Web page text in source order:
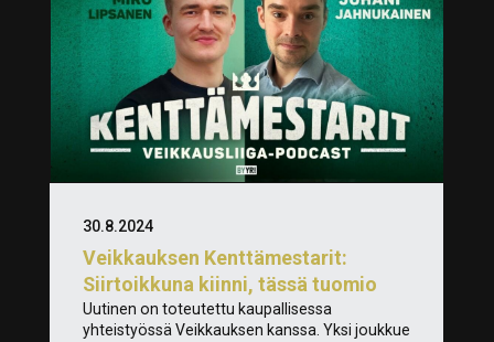
Veikkauksen Kenttämestarit:
Siirtoikkuna kiinni, tässä tuomio
30.8.2024
Uutinen on toteutettu kaupallisessa
yhteistyössä Veikkauksen kanssa. Yksi joukkue